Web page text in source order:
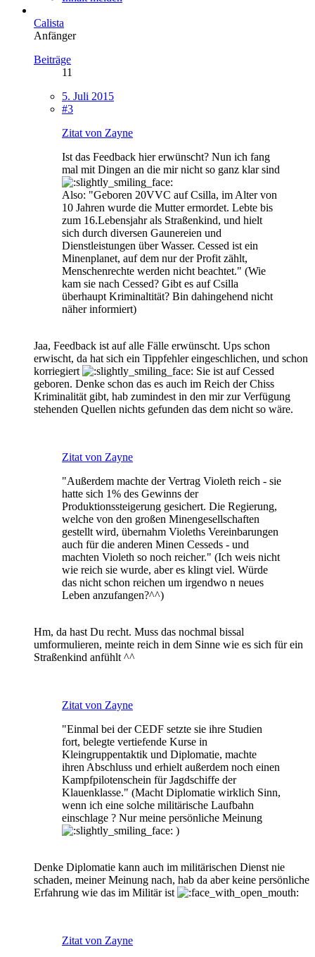
Calista
Anfänger
Beiträge
11
5. Juli 2015
#3
Zitat von Zayne
Ist das Feedback hier erwünscht? Nun ich fang
mal mit Dingen an die mir nicht so ganz klar sind
Also: "Geboren 20VVC auf Csilla, im Alter von
10 Jahren wurde die Mutter ermordet. Lebte bis
zum 16.Lebensjahr als Straßenkind, und hielt
sich durch diversen Gaunereien und
Dienstleistungen über Wasser. Cessed ist ein
Minenplanet, auf dem nur der Profit zählt,
Menschenrechte werden nicht beachtet." (Wie
kam sie nach Cessed? Gibt es auf Csilla
überhaupt Kriminaltität? Bin dahingehend nicht
näher informiert)
Jaa, Feedback ist auf alle Fälle erwünscht. Ups schon
erwischt, da hat sich ein Tippfehler eingeschlichen, und schon
korriegiert
Sie ist auf Cessed
geboren. Denke schon das es auch im Reich der Chiss
Kriminalität gibt, hab zumindest in den mir zur Verfügung
stehenden Quellen nichts gefunden das dem nicht so wäre.
Zitat von Zayne
"Außerdem machte der Vertrag Violeth reich - sie
hatte sich 1% des Gewinns der
Produktionssteigerung gesichert. Die Regierung,
welche von den großen Minengesellschaften
gestellt wird, übernahm Violeths Vereinbarungen
auch für die anderen Minen Cesseds - und
machten Violeth so noch reicher." (Ich weis nicht
wie reich sie wurde, aber es klingt viel. Würde
das nicht schon reichen um irgendwo n neues
Leben anzufangen?^^)
Hm, da hast Du recht. Muss das nochmal bissal
umformulieren, meinte reich in dem Sinne wie es sich für ein
Straßenkind anfühlt ^^
Zitat von Zayne
"Einmal bei der CEDF setzte sie ihre Studien
fort, belegte vertiefende Kurse in
Kleingruppentaktik und Diplomatie, machte
ihren Abschluss und erhielt außerdem noch einen
Kampfpilotenschein für Jagdschiffe der
Klauenklasse." (Macht Diplomatie wirklich Sinn,
wenn ich eine solche militärische Laufbahn
einschlage ? Nur meine persönliche Meinung
)
Denke Diplomatie kann auch im militärischen Dienst nie
schaden, meiner Meinung nach, hab da aber keine persönliche
Erfahrung wie das im Militär ist
Zitat von Zayne